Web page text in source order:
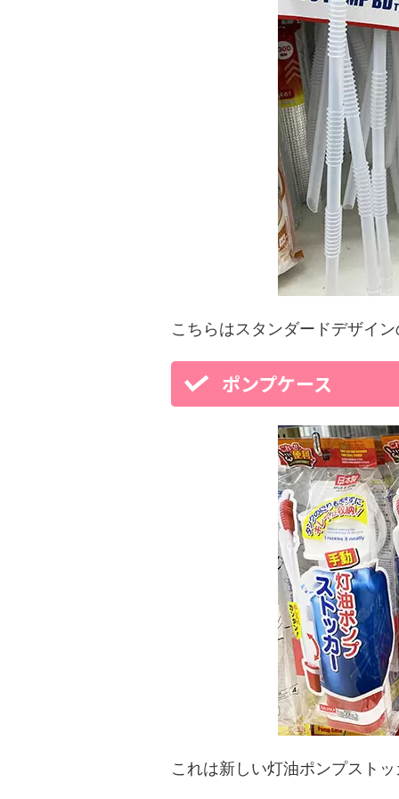
こちらはスタンダードデザイ
ポンプケース
これは新しい灯油ポンプスト